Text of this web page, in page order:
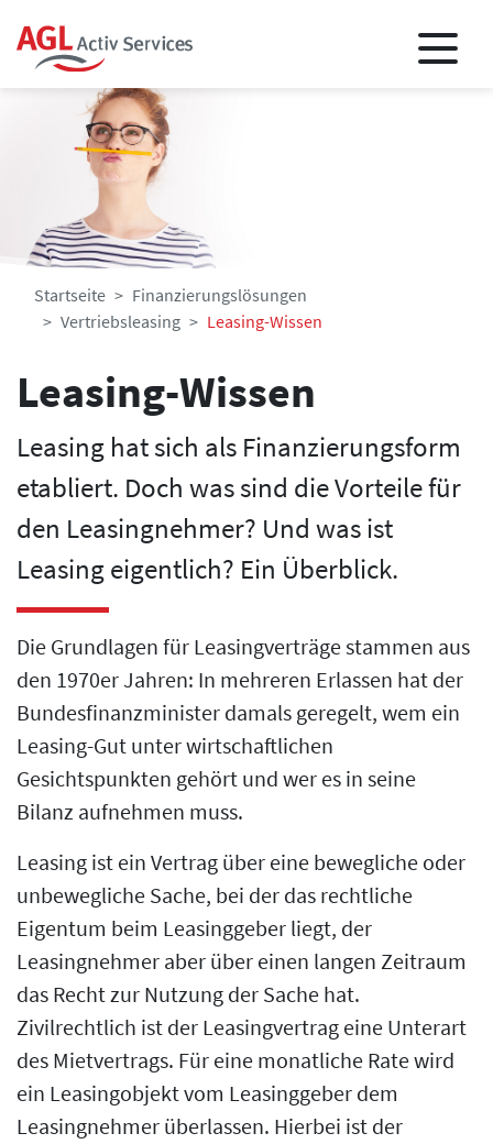
Startseite
Finanzierungslösungen
Vertriebsleasing
Leasing-Wissen
Leasing-Wissen
Leasing hat sich als Finanzierungsform
etabliert. Doch was sind die Vorteile für
den Leasingnehmer? Und was ist
Leasing eigentlich? Ein Überblick.
Die Grundlagen für Leasingverträge stammen aus
den 1970er Jahren: In mehreren Erlassen hat der
Bundesfinanzminister damals geregelt, wem ein
Leasing-Gut unter wirtschaftlichen
Gesichtspunkten gehört und wer es in seine
Bilanz aufnehmen muss.
Leasing ist ein Vertrag über eine bewegliche oder
unbewegliche Sache, bei der das rechtliche
Eigentum beim Leasinggeber liegt, der
Leasingnehmer aber über einen langen Zeitraum
das Recht zur Nutzung der Sache hat.
Zivilrechtlich ist der Leasingvertrag eine Unterart
des Mietvertrags. Für eine monatliche Rate wird
ein Leasingobjekt vom Leasinggeber dem
Leasingnehmer überlassen. Hierbei ist der